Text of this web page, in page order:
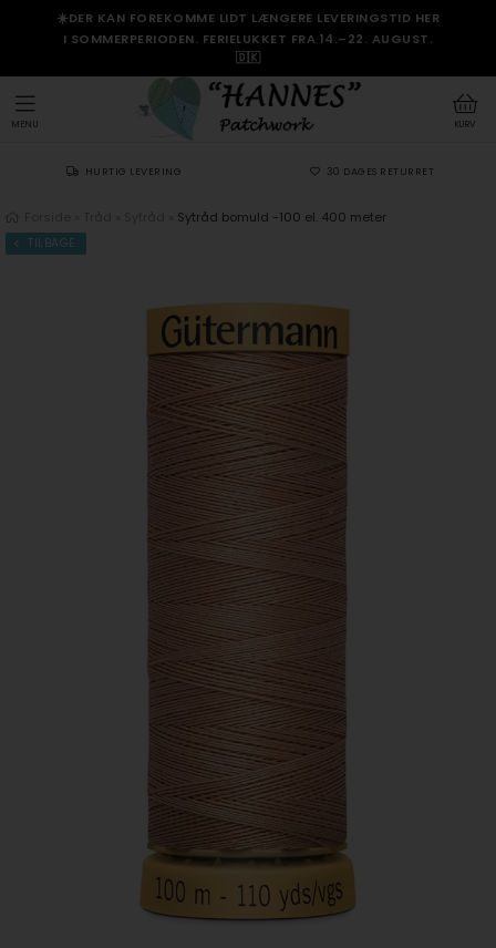
☀️DER KAN FOREKOMME LIDT LÆNGERE LEVERINGSTID HER
I SOMMERPERIODEN. FERIELUKKET FRA 14.–22. AUGUST.
🇩🇰
KURV
MENU
HURTIG LEVERING 30 DAGES RETURRET
Sytråd bomuld -100 el. 400 meter
TILBAGE